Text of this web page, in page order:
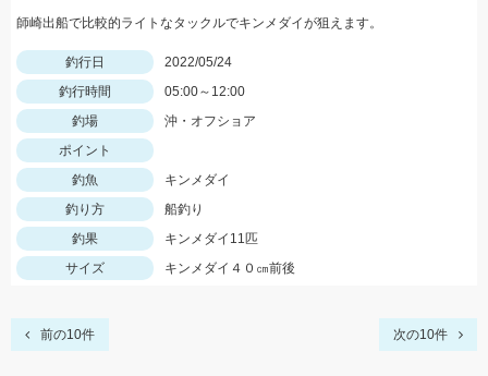
師崎出船で比較的ライトなタックルでキンメダイが狙えます。
釣行日
2022/05/24
釣行時間
05:00～12:00
釣場
沖・オフショア
ポイント
釣魚
キンメダイ
釣り方
船釣り
釣果
キンメダイ11匹
サイズ
キンメダイ４０㎝前後
前の10件 次の10件